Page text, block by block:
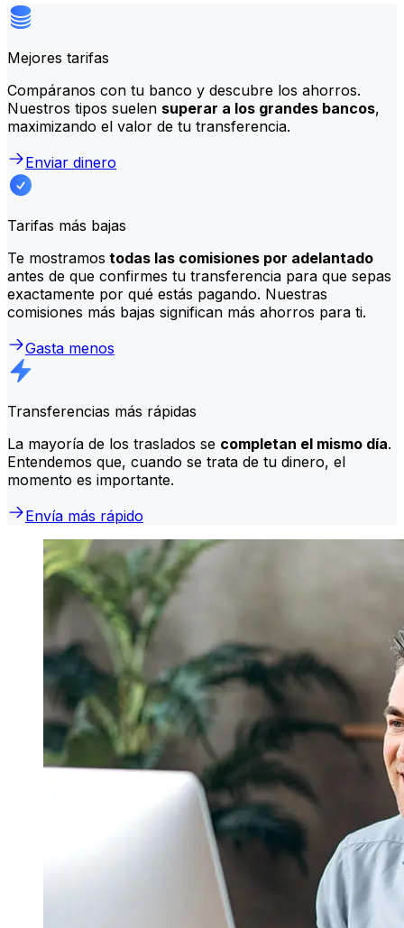
Mejores tarifas
Compáranos con tu banco y descubre los ahorros.
Nuestros tipos suelen superar a los grandes bancos,
maximizando el valor de tu transferencia.
Enviar dinero
Tarifas más bajas
Te mostramos todas las comisiones por adelantado
antes de que confirmes tu transferencia para que sepas
exactamente por qué estás pagando. Nuestras
comisiones más bajas significan más ahorros para ti.
Gasta menos
Transferencias más rápidas
La mayoría de los traslados se completan el mismo día.
Entendemos que, cuando se trata de tu dinero, el
momento es importante.
Envía más rápido